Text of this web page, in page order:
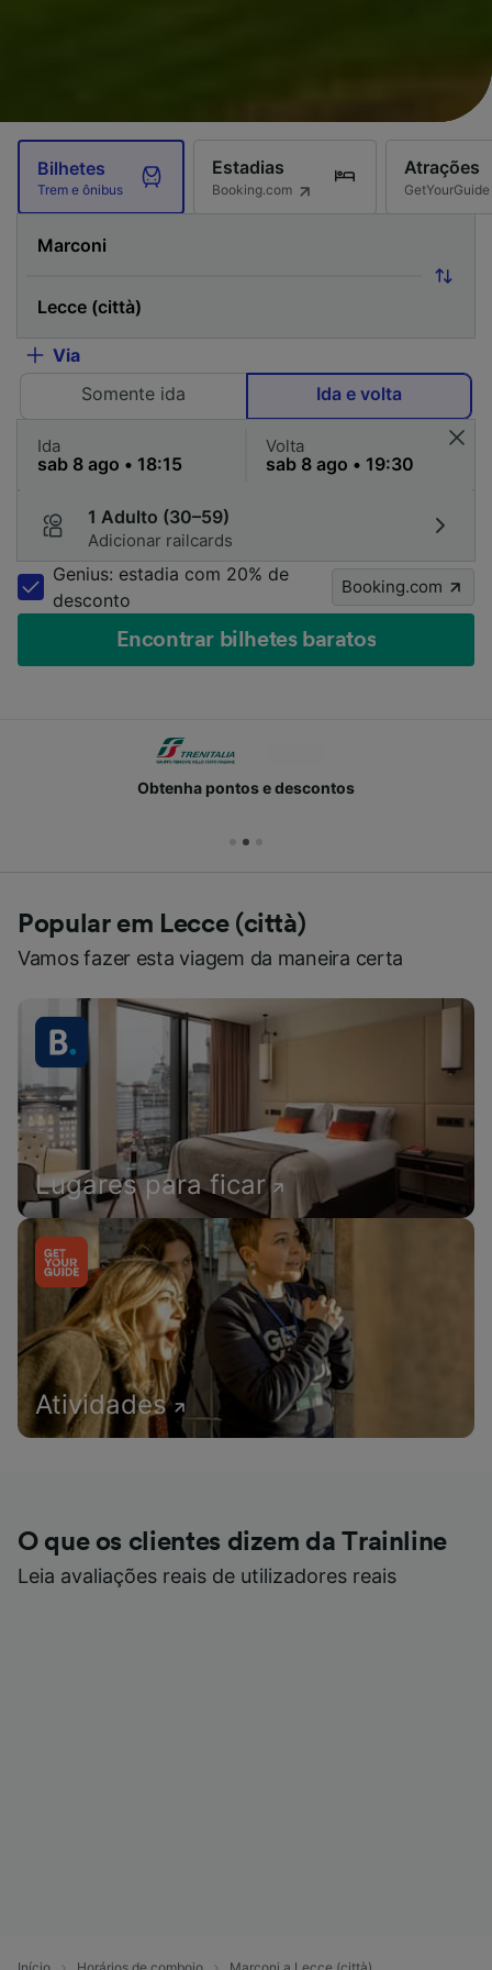
Bilhetes
Trem e ônibus
Estadias
Booking.com
Atrações
GetYourGuide
Via
Somente ida
Ida e volta
Ida Volta
1 Adulto (30–59)
Adicionar railcards
Genius: estadia com 20% de
desconto
Booking.com
Encontrar bilhetes baratos
Obtenha pontos e descontos
Popular em Lecce (città)
Vamos fazer esta viagem da maneira certa
Lugares para ficar
Atividades
O que os clientes dizem da Trainline
Leia avaliações reais de utilizadores reais